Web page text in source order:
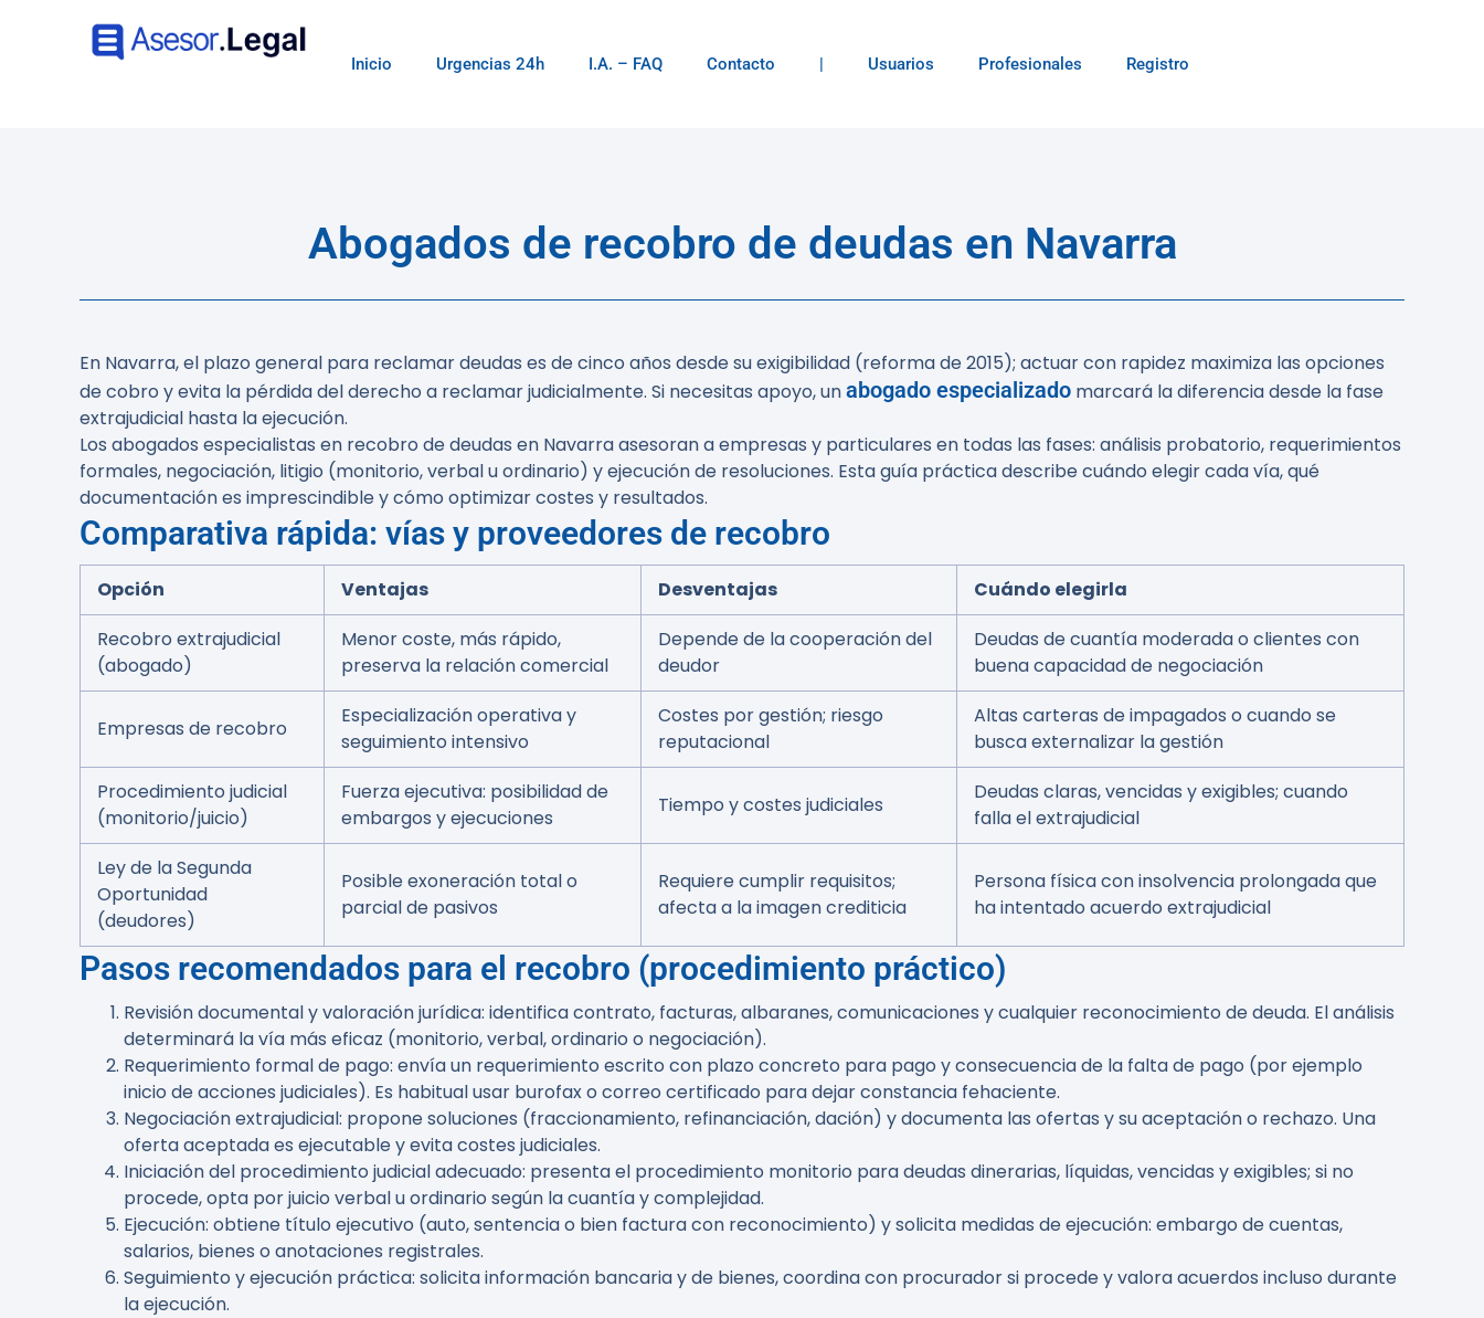
Inicio Urgencias 24h I.A. – FAQ Contacto | Usuarios Profesionales Registro
Abogados de recobro de deudas en Navarra
En Navarra, el plazo general para reclamar deudas es de cinco años desde su exigibilidad (reforma de 2015); actuar con rapidez maximiza las opciones
de cobro y evita la pérdida del derecho a reclamar judicialmente. Si necesitas apoyo, unabogado especializado marcará la diferencia desde la fase
extrajudicial hasta la ejecución.
Los abogados especialistas en recobro de deudas en Navarraasesoran a empresas y particulares en todas las fases: análisis probatorio, requerimientos
formales, negociación, litigio (monitorio, verbal u ordinario) y ejecución de resoluciones. Esta guía práctica describe cuándo elegir cada vía, qué
documentación es imprescindible y cómo optimizar costes y resultados.
Comparativa rápida: vías y proveedores de recobro
Opción Ventajas Desventajas
Cuándo elegirla
Recobro extrajudicial
(abogado)
Menor coste, más rápido,
preserva la relación comercial
Depende de la cooperación del
deudor
Deudas de cuantía moderada o clientes con
buena capacidad de negociación
Empresas de recobro
Especialización operativa y
seguimiento intensivo
Costes por gestión; riesgo
reputacional
Altas carteras de impagados o cuando se
busca externalizar la gestión
Procedimiento judicial
(monitorio/juicio)
Fuerza ejecutiva: posibilidad de
embargos y ejecuciones
Tiempo y costes judiciales
Deudas claras, vencidas y exigibles; cuando
falla el extrajudicial
Ley de la Segunda
Oportunidad
(deudores)
Posible exoneración total o
parcial de pasivos
Requiere cumplir requisitos;
afecta a la imagen crediticia
Persona física con insolvencia prolongada que
ha intentado acuerdo extrajudicial
Pasos recomendados para el recobro (procedimiento práctico)
Revisión documental y valoración jurídica: identifica contrato, facturas, albaranes, comunicaciones y cualquier reconocimiento de deuda. El análisis
determinará la vía más eficaz (monitorio, verbal, ordinario o negociación).
Requerimiento formal de pago: envía un requerimiento escrito con plazo concreto para pago y consecuencia de la falta de pago (por ejemplo
inicio de acciones judiciales). Es habitual usar burofax o correo certificado para dejar constancia fehaciente.
Negociación extrajudicial: propone soluciones (fraccionamiento, refinanciación, dación) y documenta las ofertas y su aceptación o rechazo. Una
oferta aceptada es ejecutable y evita costes judiciales.
Iniciación del procedimiento judicial adecuado: presenta el procedimiento monitorio para deudas dinerarias, líquidas, vencidas y exigibles; si no
procede, opta por juicio verbal u ordinario según la cuantía y complejidad.
Ejecución: obtiene título ejecutivo (auto, sentencia o bien factura con reconocimiento) y solicita medidas de ejecución: embargo de cuentas,
salarios, bienes o anotaciones registrales.
Seguimiento y ejecución práctica: solicita información bancaria y de bienes, coordina con procurador si procede y valora acuerdos incluso durante
la ejecución.